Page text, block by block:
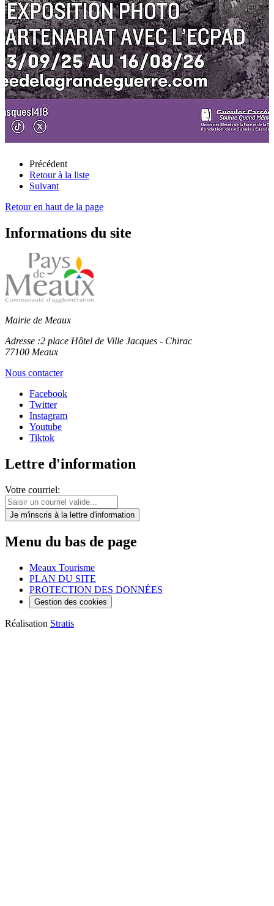
Précédent
Retour à la liste
Suivant
Retour en haut de la page
Informations du site
Mairie de Meaux
Adresse :2 place Hôtel de Ville Jacques - Chirac
77100 Meaux
Nous contacter
Facebook
Twitter
Instagram
Youtube
Tiktok
Lettre d'information
Votre courriel:
Je m'inscris à la lettre d'information
Menu du bas de page
Meaux Tourisme
PLAN DU SITE
PROTECTION DES DONNÉES
Gestion des cookies
Réalisation Stratis